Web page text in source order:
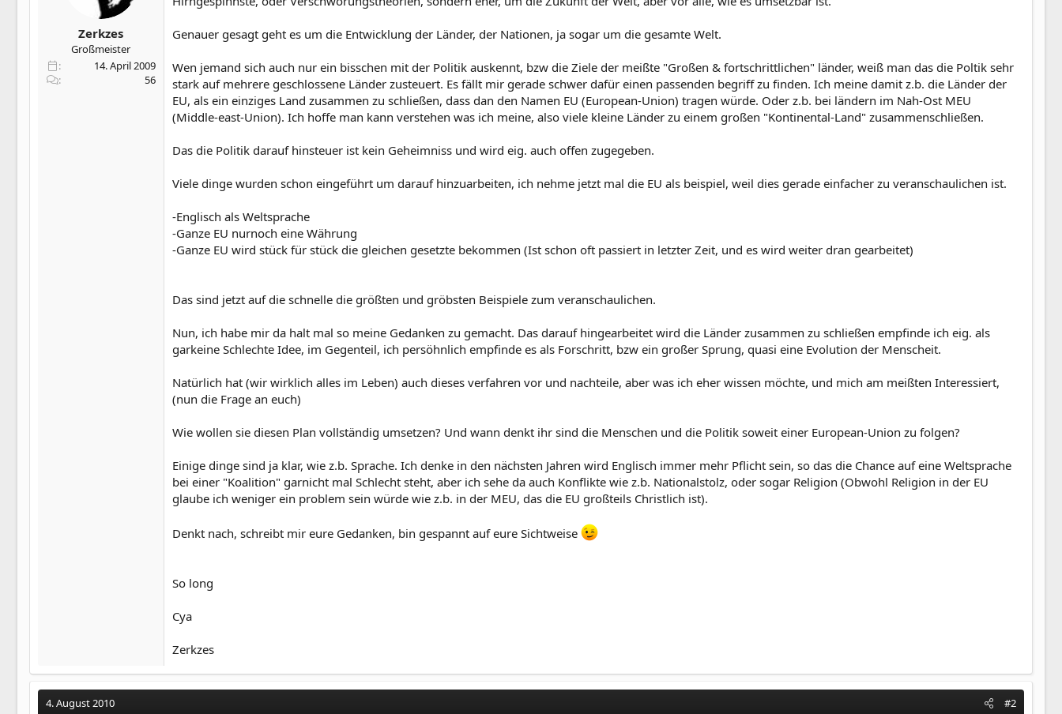
Zerkzes
Großmeister
14. April 2009
56
Genauer gesagt geht es um die Entwicklung der Länder, der Nationen, ja sogar um die gesamte Welt.
Wen jemand sich auch nur ein bisschen mit der Politik auskennt, bzw die Ziele der meißte "Großen & fortschrittlichen" länder, weiß man das die Poltik sehr
stark auf mehrere geschlossene Länder zusteuert. Es fällt mir gerade schwer dafür einen passenden begriff zu finden. Ich meine damit z.b. die Länder der
EU, als ein einziges Land zusammen zu schließen, dass dan den Namen EU (European-Union) tragen würde. Oder z.b. bei ländern im Nah-Ost MEU
(Middle-east-Union). Ich hoffe man kann verstehen was ich meine, also viele kleine Länder zu einem großen "Kontinental-Land" zusammenschließen.
Das die Politik darauf hinsteuer ist kein Geheimniss und wird eig. auch offen zugegeben.
Viele dinge wurden schon eingeführt um darauf hinzuarbeiten, ich nehme jetzt mal die EU als beispiel, weil dies gerade einfacher zu veranschaulichen ist.
-Englisch als Weltsprache
-Ganze EU nurnoch eine Währung
-Ganze EU wird stück für stück die gleichen gesetzte bekommen (Ist schon oft passiert in letzter Zeit, und es wird weiter dran gearbeitet)
Das sind jetzt auf die schnelle die größten und gröbsten Beispiele zum veranschaulichen.
Nun, ich habe mir da halt mal so meine Gedanken zu gemacht. Das darauf hingearbeitet wird die Länder zusammen zu schließen empfinde ich eig. als
garkeine Schlechte Idee, im Gegenteil, ich persöhnlich empfinde es als Forschritt, bzw ein großer Sprung, quasi eine Evolution der Menscheit.
Natürlich hat (wir wirklich alles im Leben) auch dieses verfahren vor und nachteile, aber was ich eher wissen möchte, und mich am meißten Interessiert,
(nun die Frage an euch)
Wie wollen sie diesen Plan vollständig umsetzen? Und wann denkt ihr sind die Menschen und die Politik soweit einer European-Union zu folgen?
Einige dinge sind ja klar, wie z.b. Sprache. Ich denke in den nächsten Jahren wird Englisch immer mehr Pflicht sein, so das die Chance auf eine Weltsprache
bei einer "Koalition" garnicht mal Schlecht steht, aber ich sehe da auch Konflikte wie z.b. Nationalstolz, oder sogar Religion (Obwohl Religion in der EU
glaube ich weniger ein problem sein würde wie z.b. in der MEU, das die EU großteils Christlich ist).
Denkt nach, schreibt mir eure Gedanken, bin gespannt auf eure Sichtweise
So long
Cya
Zerkzes
4. August 2010 #2